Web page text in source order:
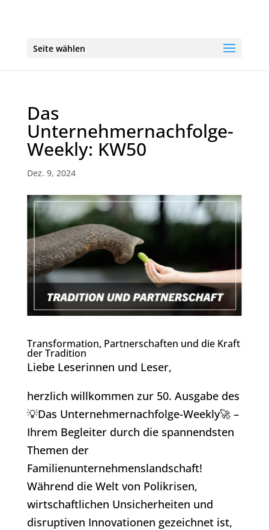
Seite wählen
Das
Unternehmernachfolge-
Weekly: KW50
Dez. 9, 2024
Transformation, Partnerschaften und die Kraft
der Tradition
Liebe Leserinnen und Leser,
herzlich willkommen zur 50. Ausgabe des
💡Das Unternehmernachfolge-Weekly🚀 –
Ihrem Begleiter durch die spannendsten
Themen der
Familienunternehmenslandschaft!
Während die Welt von Polikrisen,
wirtschaftlichen Unsicherheiten und
disruptiven Innovationen gezeichnet ist,